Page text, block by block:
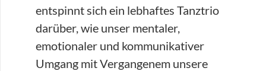
entspinnt sich ein lebhaftes Tanztrio
darüber, wie unser mentaler,
emotionaler und kommunikativer
Umgang mit Vergangenem unsere